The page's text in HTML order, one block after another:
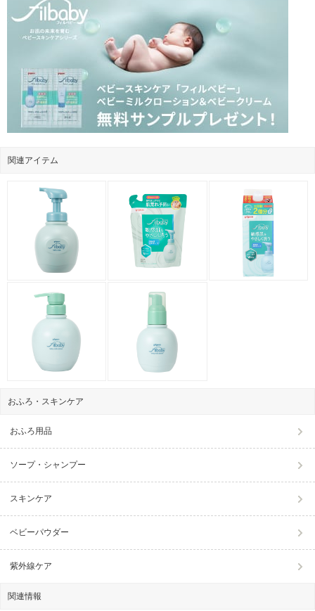
関連アイテム
おふろ・スキンケア
おふろ用品
ソープ・シャンプー
スキンケア
ベビーパウダー
紫外線ケア
関連情報